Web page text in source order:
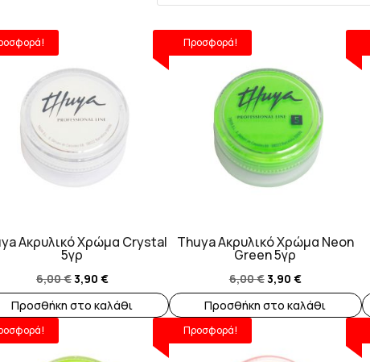
Ακρυλικό Χρώμα Crystal
5γρ
6,00€Original
price
was:
3,90 €Η
τρέχουσα
τιμή
Προσθήκη στο καλάθι
Προσφορά!
Thuya Ακρυλικό Χρώμα Neon
Green 5γρ
6,00€Original
price
was:
3,90 €Η
τρέχουσα
τιμή
Προσθήκη στο καλάθι
Προσφορά!